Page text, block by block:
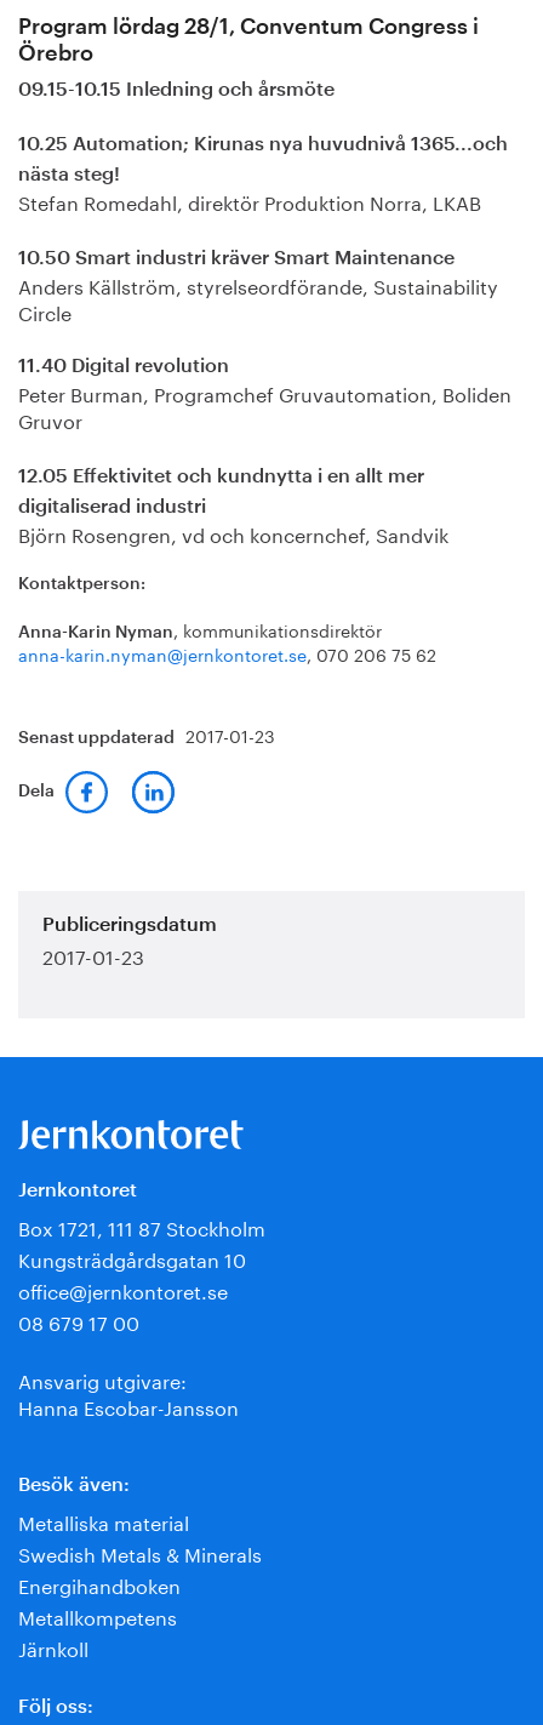
Program lördag 28/1, Conventum Congress i
Örebro
09.15-10.15 Inledning och årsmöte
10.25 Automation; Kirunas nya huvudnivå 1365...och
nästa steg!
Stefan Romedahl, direktör Produktion Norra, LKAB
10.50 Smart industri kräver Smart Maintenance
Anders Källström, styrelseordförande, Sustainability
Circle
11.40 Digital revolution
Peter Burman, Programchef Gruvautomation, Boliden
Gruvor
12.05 Effektivitet och kundnytta i en allt mer
digitaliserad industri
Björn Rosengren, vd och koncernchef, Sandvik
Kontaktperson:
Anna-Karin Nyman, kommunikationsdirektör
anna-karin.nyman@jernkontoret.se, 070 206 75 62
Senast uppdaterad 2017-01-23
Dela
Publiceringsdatum
2017-01-23
Jernkontoret
Box 1721, 111 87 Stockholm
Kungsträdgårdsgatan 10
office@jernkontoret.se
08 679 17 00
Ansvarig utgivare:
Hanna Escobar-Jansson
Besök även:
Metalliska material
Swedish Metals & Minerals
Energihandboken
Metallkompetens
Järnkoll
Följ oss: